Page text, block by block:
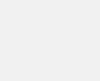
interessati”.
dati personali per
diritti.
S.p.A. Società